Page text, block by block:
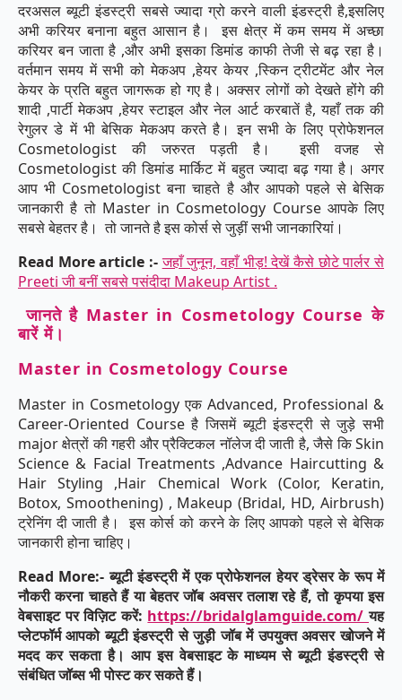
दरअसल ब्यूटी इंडस्ट्री सबसे ज्यादा ग्रो करने वाली इंडस्ट्री है,इसलिए
अभी करियर बनाना बहुत आसान है। इस क्षेत्र में कम समय में अच्छा
करियर बन जाता है ,और अभी इसका डिमांड काफी तेजी से बढ़ रहा है।
वर्तमान समय में सभी को मेकअप ,हेयर केयर ,स्किन ट्रीटमेंट और नेल
केयर के प्रति बहुत जागरूक हो गए है। अक्सर लोगों को देखते होंगे की
शादी ,पार्टी मेकअप ,हेयर स्टाइल और नेल आर्ट करबातें है, यहाँ तक की
रेगुलर डे में भी बेसिक मेकअप करते है। इन सभी के लिए प्रोफेशनल
Cosmetologist की जरुरत पड़ती है। इसी वजह से
Cosmetologist की डिमांड मार्किट में बहुत ज्यादा बढ़ गया है। अगर
आप भी Cosmetologist बना चाहते है और आपको पहले से बेसिक
जानकारी है तो Master in Cosmetology Course आपके लिए
सबसे बेहतर है। तो जानते है इस कोर्स से जुड़ीं सभी जानकारियां।
Read More article :-जहाँ जुनून, वहाँ भीड़! देखें कैसे छोटे पार्लर से
Preeti जी बनीं सबसे पसंदीदा Makeup Artist .
जानते है Master in Cosmetology Course के
बारें में।
Master in Cosmetology Course
Master in Cosmetology एक Advanced, Professional &
Career-Oriented Course है जिसमें ब्यूटी इंडस्ट्री से जुड़े सभी
major क्षेत्रों की गहरी और प्रैक्टिकल नॉलेज दी जाती है, जैसे कि Skin
Science & Facial Treatments ,Advance Haircutting &
Hair Styling ,Hair Chemical Work (Color, Keratin,
Botox, Smoothening) , Makeup (Bridal, HD, Airbrush)
ट्रेनिंग दी जाती है। इस कोर्स को करने के लिए आपको पहले से बेसिक
जानकारी होना चाहिए।
Read More:- ब्यूटी इंडस्ट्री में एक प्रोफेशनल हेयर ड्रेसर के रूप में
नौकरी करना चाहते हैं या बेहतर जॉब अवसर तलाश रहे हैं, तो कृपया इस
वेबसाइट पर विज़िट करें: https://bridalglamguide.com/यह
प्लेटफॉर्म आपको ब्यूटी इंडस्ट्री से जुड़ी जॉब में उपयुक्त अवसर खोजने में
मदद कर सकता है। आप इस वेबसाइट के माध्यम से ब्यूटी इंडस्ट्री से
संबंधित जॉब्स भी पोस्ट कर सकते हैं।